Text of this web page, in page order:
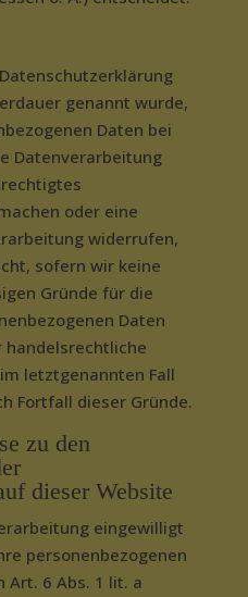
genannt wurde,
Daten bei
Datenverarbeitung
oder eine
widerrufen,
sofern wir keine
Gründe für die
Daten
handelsrechtliche
letztgenannten Fall
Fortfall dieser Gründe.
zu den
dieser Website
eingewilligt
personenbezogenen
Art. 6 Abs. 1 lit. a